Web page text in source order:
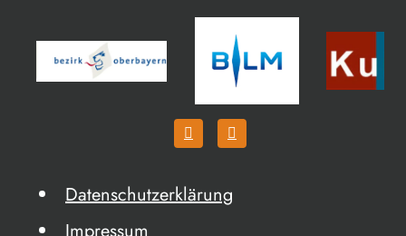
Datenschutzerklärung